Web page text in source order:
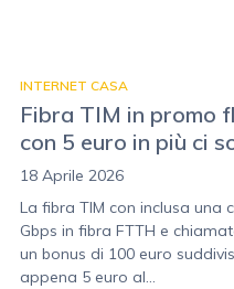
INTERNET CASA
Fibra TIM in promo
con 5 euro in più ci
18 Aprile 2026
La fibra TIM con inclusa una
Gbps in fibra FTTH e
un bonus di 100 euro
appena 5 euro al...